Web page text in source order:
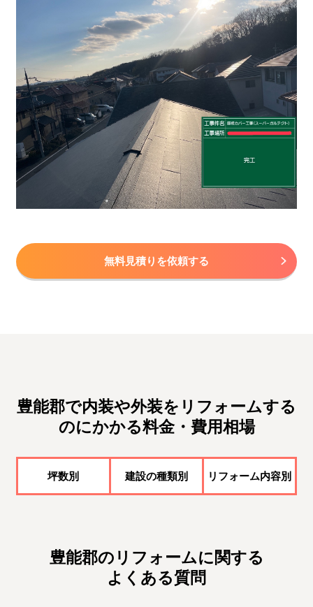
無料見積りを依頼する
豊能郡で内装や外装をリフォームする
のにかかる料金・費用相場
坪数別 建設の種類別 リフォーム内容別
豊能郡のリフォームに関する
よくある質問